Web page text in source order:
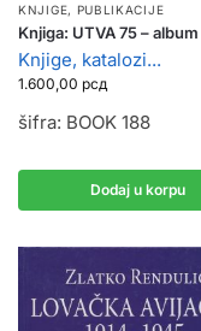
KNJIGE, PUBLIKACIJE
Knjiga: UTVA 75 –
Knjige, katalozi...
1.600,00 рсд
šifra: BOOK 188
Dodaj u korpu